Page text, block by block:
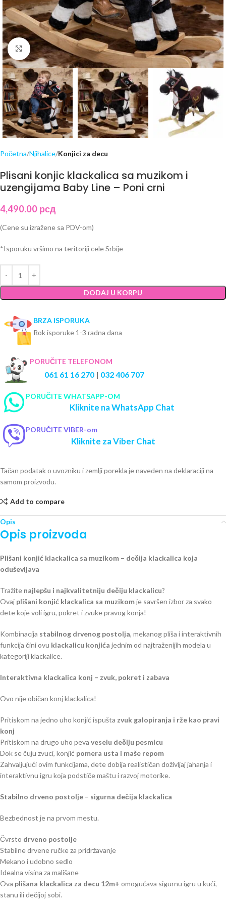
Click to enlarge
Početna Njihalice Konjici za decu
Plisani konjic klackalica sa muzikom i
uzengijama Baby Line – Poni crni
4,490.00 рсд
(Cene su izražene sa PDV-om)
*Isporuku vršimo na teritoriji cele Srbije
DODAJ U KORPU
BRZA ISPORUKA
Rok isporuke 1-3 radna dana
PORUČITE TELEFONOM
061 61 16 270 | 032 406 707
PORUČITE WHATSAPP-OM
Kliknite na WhatsApp Chat
PORUČITE VIBER-om
Kliknite za Viber Chat
Tačan podatak o uvozniku i zemlji porekla je naveden na deklaraciji na
samom proizvodu.
Add to compare
Opis
Opis proizvoda
Plišani konjić klackalica sa muzikom – dečija klackalica koja
oduševljava
Tražite najlepšu i najkvalitetniju dečiju klackalicu?
Ovaj plišani konjić klackalica sa muzikomje savršen izbor za svako
dete koje voli igru, pokret i zvuke pravog konja!
Kombinacija stabilnog drvenog postolja, mekanog pliša i interaktivnih
funkcija čini ovu klackalicu konjića jednim od najtraženijih modela u
kategoriji klackalice.
Interaktivna klackalica konj – zvuk, pokret i zabava
Ovo nije običan konj klackalica!
Pritiskom na jedno uho konjić ispušta zvuk galopiranja i rže kao pravi
konj
Pritiskom na drugo uho peva veselu dečiju pesmicu
Dok se čuju zvuci, konjić pomera usta i maše repom
Zahvaljujući ovim funkcijama, dete dobija realističan doživljaj jahanja i
interaktivnu igru koja podstiče maštu i razvoj motorike.
Stabilno drveno postolje – sigurna dečija klackalica
Bezbednost je na prvom mestu.
Čvrsto drveno postolje
Stabilne drvene ručke za pridržavanje
Mekano i udobno sedlo
Idealna visina za mališane
Ova plišana klackalica za decu 12m+ omogućava sigurnu igru u kući,
stanu ili dečijoj sobi.